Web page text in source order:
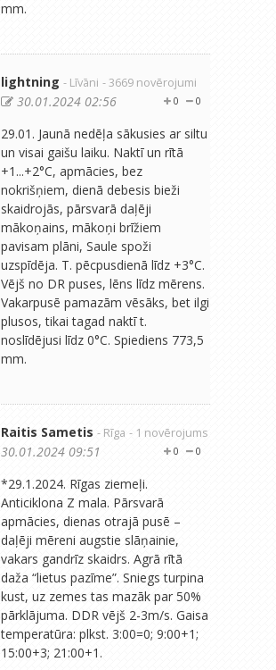
mm.
lightning - Līvāni - 3669 novērojumi
0
0
30.01.2024 02:56
29.01. Jaunā nedēļa sākusies ar siltu
un visai gaišu laiku. Naktī un rītā
+1...+2°C, apmācies, bez
nokrišņiem, dienā debesis bieži
skaidrojās, pārsvarā daļēji
mākoņains, mākoņi brīžiem
pavisam plāni, Saule spoži
uzspīdēja. T. pēcpusdienā līdz +3°C.
Vējš no DR puses, lēns līdz mērens.
Vakarpusē pamazām vēsāks, bet ilgi
plusos, tikai tagad naktī t.
noslīdējusi līdz 0°C. Spiediens 773,5
mm.
Raitis Sametis - Rīga - 1 novērojums
0
0
30.01.2024 09:51
*29.1.2024. Rīgas ziemeļi.
Anticiklona Z mala. Pārsvarā
apmācies, dienas otrajā pusē –
daļēji mēreni augstie slāņainie,
vakars gandrīz skaidrs. Agrā rītā
daža “lietus pazīme”. Sniegs turpina
kust, uz zemes tas mazāk par 50%
pārklājuma. DDR vējš 2-3m/s. Gaisa
temperatūra: plkst. 3:00=0; 9:00+1;
15:00+3; 21:00+1.